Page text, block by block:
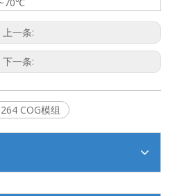
上一条:
下一条:
COG模组